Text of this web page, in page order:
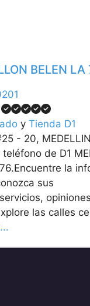
BELEN LA
y Tienda D1
- 20, MEDELLIN
de D1
la
sus
las calles